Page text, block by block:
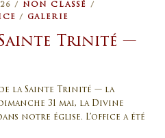
/ NON CLASSÉ
/
/ GALERIE
Trinité —
la Sainte Trinité — la
31 mai, la Divine
notre église. L’office a été